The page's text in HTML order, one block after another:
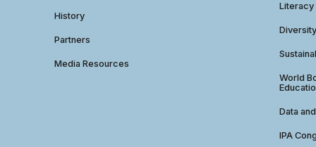
History
Partners
Media Resources
Literacy
World
Data
IPA